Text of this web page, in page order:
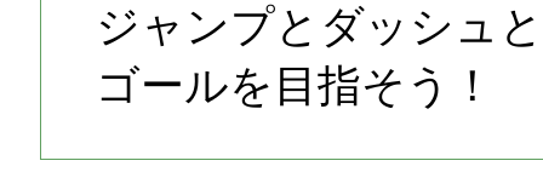
ジャンプとダッシュ
ゴールを目指そう！